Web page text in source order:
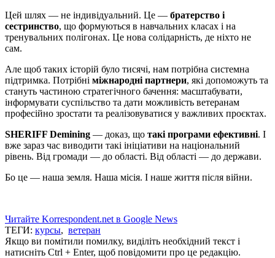
Цей шлях — не індивідуальний. Це — братерство і
сестринство, що формуються в навчальних класах і на
тренувальних полігонах. Це нова солідарність, де ніхто не
сам.
Але щоб таких історій було тисячі, нам потрібна системна
підтримка. Потрібні міжнародні партнери, які допоможуть та
стануть частиною стратегічного бачення: масштабувати,
інформувати суспільство та дати можливість ветеранам
професійно зростати та реалізовуватися у важливих проєктах.
SHERIFF Demining — доказ, що такі програми ефективні. І
вже зараз час виводити такі ініціативи на національний
рівень. Від громади — до області. Від області — до держави.
Бо це — наша земля. Наша місія. І наше життя після війни.
Читайте Korrespondent.net в Google News
ТЕГИ: курсы, ветеран
Якщо ви помітили помилку, виділіть необхідний текст і
натисніть Ctrl + Enter, щоб повідомити про це редакцію.